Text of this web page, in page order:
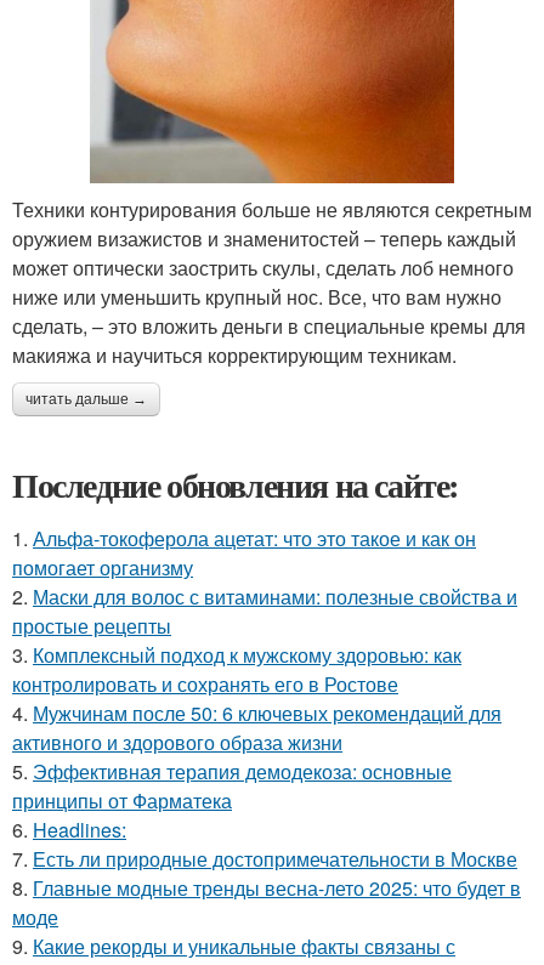
Техники контурирования больше не являются секретным
оружием визажистов и знаменитостей – теперь каждый
может оптически заострить скулы, сделать лоб немного
ниже или уменьшить крупный нос. Все, что вам нужно
сделать, – это вложить деньги в специальные кремы для
макияжа и научиться корректирующим техникам.
читать дальше →
Последние обновления на сайте:
1. Альфа-токоферола ацетат: что это такое и как он
помогает организму
2. Маски для волос с витаминами: полезные свойства и
простые рецепты
3. Комплексный подход к мужскому здоровью: как
контролировать и сохранять его в Ростове
4. Мужчинам после 50: 6 ключевых рекомендаций для
активного и здорового образа жизни
5. Эффективная терапия демодекоза: основные
принципы от Фарматека
6. Headlines:
7. Есть ли природные достопримечательности в Москве
8. Главные модные тренды весна-лето 2025: что будет в
моде
9. Какие рекорды и уникальные факты связаны с